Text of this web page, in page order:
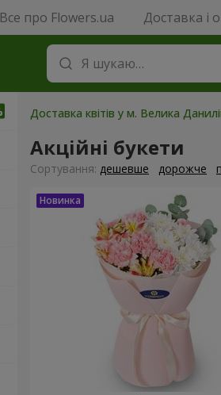
Все про Flowers.ua Доставка і
Доставка квітів у м. Велика
Акційні букети
Сортування: дешевше дорожче